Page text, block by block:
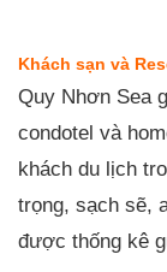
Khách sạn và
Quy Nhơn Sea
condotel và
khách du lịch
trọng, sạch sẽ,
được thống kê